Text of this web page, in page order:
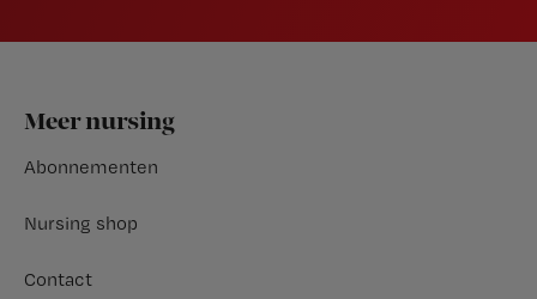
Footer
Meer nursing
Abonnementen
Nursing shop
Contact